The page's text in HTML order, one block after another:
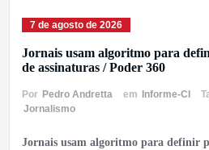
7 de agosto de 2026
Jornais usam algoritmo para
de assinaturas / Poder 360
Por Pedro Andretta em Informe-CI
Jornalismo
Jornais usam algoritmo para definir